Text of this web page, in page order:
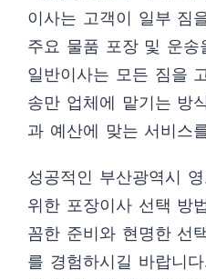
이사는 고객이 일부 짐
주요 물품 포장 및 운송
일반이사는 모든 짐을
송만 업체에 맡기는 방
과 예산에 맞는 서비스
성공적인 부산광역시
위한 포장이사 선택 방
꼼한 준비와 현명한 선
를 경험하시길 바랍니